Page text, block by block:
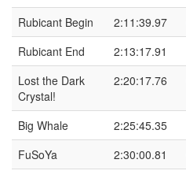
Rubicant Begin
2:11:39.97
Rubicant End
2:13:17.91
Lost the Dark
Crystal!
2:20:17.76
Big Whale 2:25:45.35
FuSoYa
2:30:00.81